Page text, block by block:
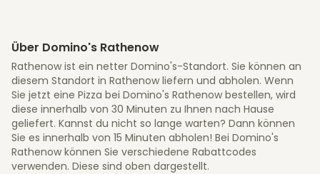
Über Domino's Rathenow
Rathenow ist ein netter Domino's-Standort. Sie können an
diesem Standort in Rathenow liefern und abholen. Wenn
Sie jetzt eine Pizza bei Domino's Rathenow bestellen, wird
diese innerhalb von 30 Minuten zu Ihnen nach Hause
geliefert. Kannst du nicht so lange warten? Dann können
Sie es innerhalb von 15 Minuten abholen! Bei Domino's
Rathenow können Sie verschiedene Rabattcodes
verwenden. Diese sind oben dargestellt.